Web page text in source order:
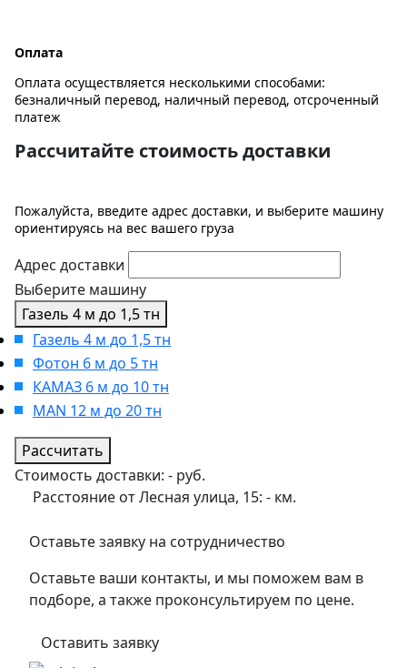
Оплата
Оплата осуществляется несколькими способами:
безналичный перевод, наличный перевод, отсроченный
платеж
Рассчитайте стоимость доставки
Пожалуйста, введите адрес доставки, и выберите машину
ориентируясь на вес вашего груза
Адрес доставки
Выберите машину
Газель 4 м до 1,5 тн
Газель 4 м до 1,5 тн
Фотон 6 м до 5 тн
КАМАЗ 6 м до 10 тн
MAN 12 м до 20 тн
Рассчитать
Стоимость доставки: - руб.
Расстояние от Лесная улица, 15: - км.
Оставьте заявку на сотрудничество
Оставьте ваши контакты, и мы поможем вам в
подборе, а также проконсультируем по цене.
Оставить заявку